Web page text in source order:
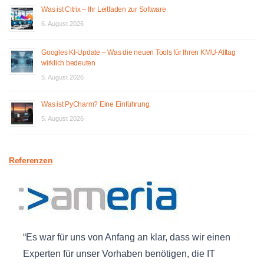
Was ist Citrix – Ihr Leitfaden zur Software
6. August 2026
Googles KI-Update – Was die neuen Tools für Ihren KMU-Alltag
wirklich bedeuten
5. August 2026
Was ist PyCharm? Eine Einführung.
5. August 2026
Referenzen
Es war für uns von Anfang an klar, dass wir einen
Experten für unser Vorhaben benötigen, die IT